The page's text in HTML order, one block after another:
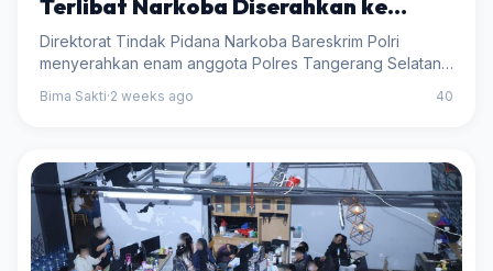
Terlibat Narkoba Diserahkan ke
Polda Metro Jaya
Direktorat Tindak Pidana Narkoba Bareskrim Polri
menyerahkan enam anggota Polres Tangerang Selatan,
terkait kasus narkotika. Penyerahan ini dilakukan pa...
Bima Sakti·2 weeks ago 40